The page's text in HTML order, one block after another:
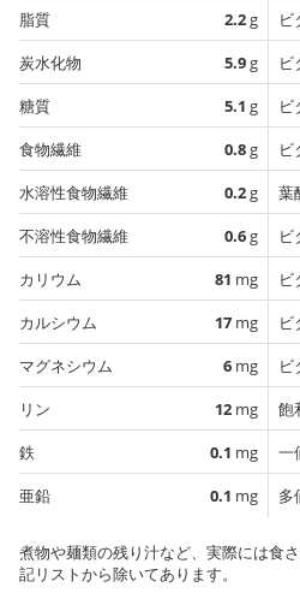
脂質
2.2g
炭水化物
5.9g
糖質
5.1 g
食物繊維
0.8g
水溶性食物繊維
0.2g
不溶性食物繊維
0.6g
カリウム
81 mg
カルシウム
17 mg
マグネシウム
6 mg
リン
12 mg
鉄
0.1 mg
亜鉛
0.1 mg
ビ
ビ
ビ
ビ
葉
ビ
ビ
ビ
ビ
飽
一
多
煮物や麺類の残り汁など、実際には食
記リストから除いてあります。